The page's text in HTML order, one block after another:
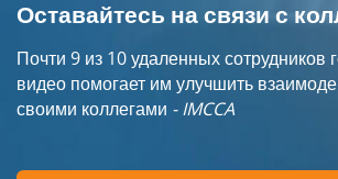
Оставайтесь на связи с
Почти 9 из 10 удаленных сотрудников
видео помогает им улучшить
своими коллегами - IMCCA